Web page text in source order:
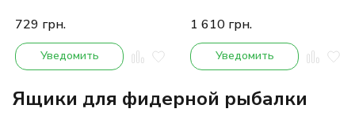
729 грн.
Уведомить
1 610 грн.
Уведомить
Ящики для фидерной рыбалки